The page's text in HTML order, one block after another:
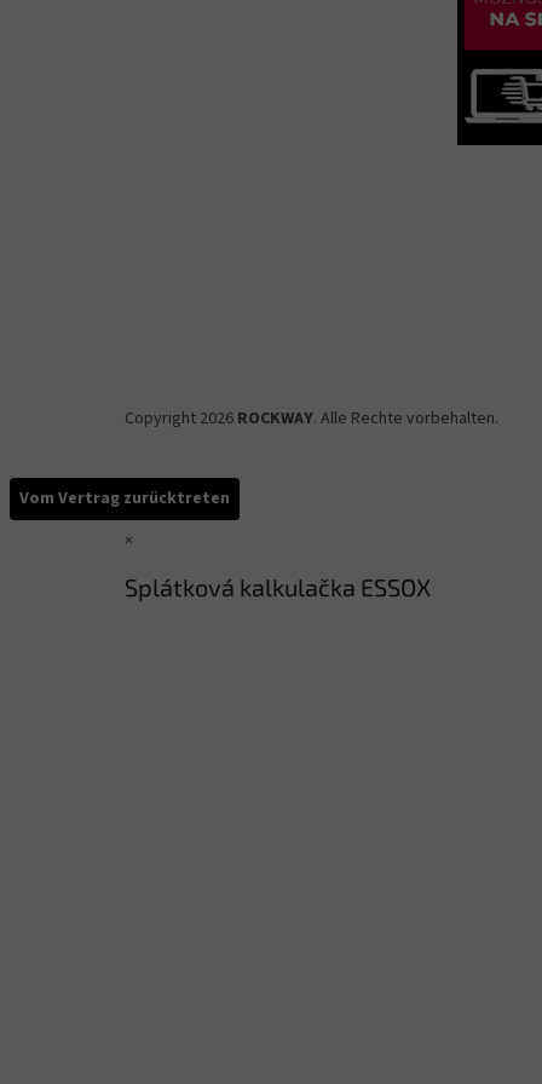
Copyright 2026 ROCKWAY. Alle Rechte vorbehalten.
Vom Vertrag zurücktreten
×
Splátková kalkulačka ESSOX